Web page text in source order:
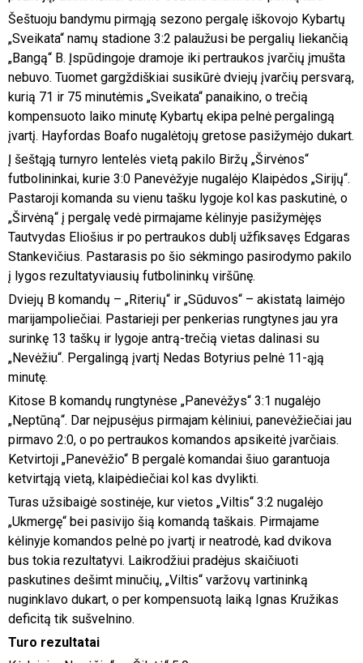
Šeštuoju bandymu pirmąją sezono pergalę iškovojo Kybartų
„Sveikata“ namų stadione 3:2 palaužusi be pergalių liekančią
„Bangą“ B. Įspūdingoje dramoje iki pertraukos įvarčių įmušta
nebuvo. Tuomet gargždiškiai susikūrė dviejų įvarčių persvarą,
kurią 71 ir 75 minutėmis „Sveikata“ panaikino, o trečią
kompensuoto laiko minutę Kybartų ekipa pelnė pergalingą
įvartį. Hayfordas Boafo nugalėtojų gretose pasižymėjo dukart.
Į šeštąją turnyro lentelės vietą pakilo Biržų „Širvėnos“
futbolininkai, kurie 3:0 Panevėžyje nugalėjo Klaipėdos „Sirijų“.
Pastaroji komanda su vienu tašku lygoje kol kas paskutinė, o
„Širvėną“ į pergalę vedė pirmajame kėlinyje pasižymėjęs
Tautvydas Eliošius ir po pertraukos dublį užfiksavęs Edgaras
Stankevičius. Pastarasis po šio sėkmingo pasirodymo pakilo
į lygos rezultatyviausių futbolininkų viršūnę.
Dviejų B komandų – „Riterių“ ir „Sūduvos“ – akistatą laimėjo
marijampoliečiai. Pastarieji per penkerias rungtynes jau yra
surinkę 13 taškų ir lygoje antrą-trečią vietas dalinasi su
„Nevėžiu“. Pergalingą įvartį Nedas Botyrius pelnė 11-ąją
minutę.
Kitose B komandų rungtynėse „Panevėžys“ 3:1 nugalėjo
„Neptūną“. Dar neįpusėjus pirmajam kėliniui, panevėžiečiai jau
pirmavo 2:0, o po pertraukos komandos apsikeitė įvarčiais.
Ketvirtoji „Panevėžio“ B pergalė komandai šiuo garantuoja
ketvirtąją vietą, klaipėdiečiai kol kas dvylikti.
Turas užsibaigė sostinėje, kur vietos „Viltis“ 3:2 nugalėjo
„Ukmergę“ bei pasivijo šią komandą taškais. Pirmajame
kėlinyje komandos pelnė po įvartį ir neatrodė, kad dvikova
bus tokia rezultatyvi. Laikrodžiui pradėjus skaičiuoti
paskutines dešimt minučių, „Viltis“ varžovų vartininką
nuginklavo dukart, o per kompensuotą laiką Ignas Kružikas
deficitą tik sušvelnino.
Turo rezultatai